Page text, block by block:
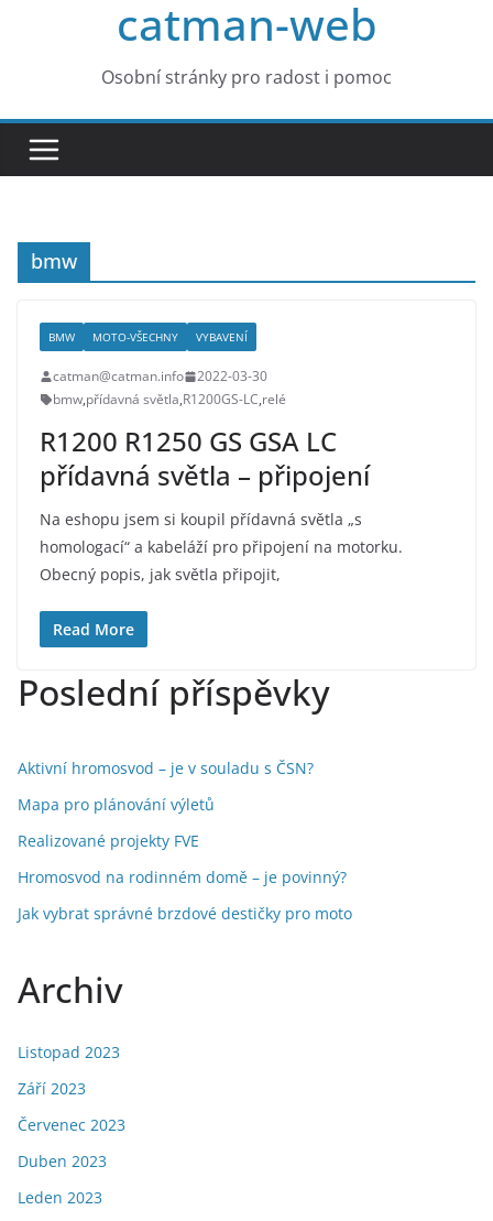
catman-web
Osobní stránky pro radost i pomoc
bmw
BMW MOTO-VŠECHNY VYBAVENÍ
catman@catman.info
2022-03-30
bmw,přídavná světla,R1200GS-LC,relé
R1200 R1250 GS GSA LC
přídavná světla – připojení
Na eshopu jsem si koupil přídavná světla „s
homologací“ a kabeláží pro připojení na motorku.
Obecný popis, jak světla připojit,
Read More
Poslední příspěvky
Aktivní hromosvod – je v souladu s ČSN?
Mapa pro plánování výletů
Realizované projekty FVE
Hromosvod na rodinném domě – je povinný?
Jak vybrat správné brzdové destičky pro moto
Archiv
Listopad 2023
Září 2023
Červenec 2023
Duben 2023
Leden 2023